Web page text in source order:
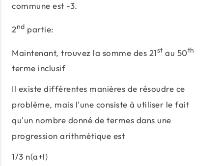
commune est -3.
2nd partie:
Maintenant, trouvez la somme des 21st au 50th
terme inclusif
Il existe différentes manières de résoudre ce
problème, mais l'une consiste à utiliser le fait
qu'un nombre donné de termes dans une
progression arithmétique est
1/3 n(a+l)